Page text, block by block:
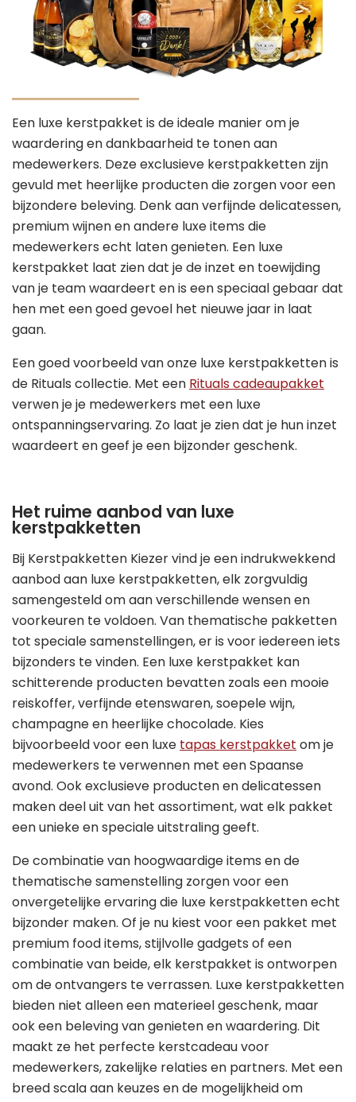
Een luxe kerstpakket is de ideale manier om je
waardering en dankbaarheid te tonen aan
medewerkers. Deze exclusieve kerstpakketten zijn
gevuld met heerlijke producten die zorgen voor een
bijzondere beleving. Denk aan verfijnde delicatessen,
premium wijnen en andere luxe items die
medewerkers echt laten genieten. Een luxe
kerstpakket laat zien dat je de inzet en toewijding
van je team waardeert en is een speciaal gebaar dat
hen met een goed gevoel het nieuwe jaar in laat
gaan.
Een goed voorbeeld van onze luxe kerstpakketten is
de Rituals collectie. Met een Rituals cadeaupakket
verwen je je medewerkers met een luxe
ontspanningservaring. Zo laat je zien dat je hun inzet
waardeert en geef je een bijzonder geschenk.
Het ruime aanbod van luxe
kerstpakketten
Bij Kerstpakketten Kiezer vind je een indrukwekkend
aanbod aan luxe kerstpakketten, elk zorgvuldig
samengesteld om aan verschillende wensen en
voorkeuren te voldoen. Van thematische pakketten
tot speciale samenstellingen, er is voor iedereen iets
bijzonders te vinden. Een luxe kerstpakket kan
schitterende producten bevatten zoals een mooie
reiskoffer, verfijnde etenswaren, soepele wijn,
champagne en heerlijke chocolade. Kies
bijvoorbeeld voor een luxe tapas kerstpakket om je
medewerkers te verwennen met een Spaanse
avond. Ook exclusieve producten en delicatessen
maken deel uit van het assortiment, wat elk pakket
een unieke en speciale uitstraling geeft.
De combinatie van hoogwaardige items en de
thematische samenstelling zorgen voor een
onvergetelijke ervaring die luxe kerstpakketten echt
bijzonder maken. Of je nu kiest voor een pakket met
premium food items, stijlvolle gadgets of een
combinatie van beide, elk kerstpakket is ontworpen
om de ontvangers te verrassen. Luxe kerstpakketten
bieden niet alleen een materieel geschenk, maar
ook een beleving van genieten en waardering. Dit
maakt ze het perfecte kerstcadeau voor
medewerkers, zakelijke relaties en partners. Met een
breed scala aan keuzes en de mogelijkheid om